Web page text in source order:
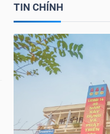
TIN CHÍNH